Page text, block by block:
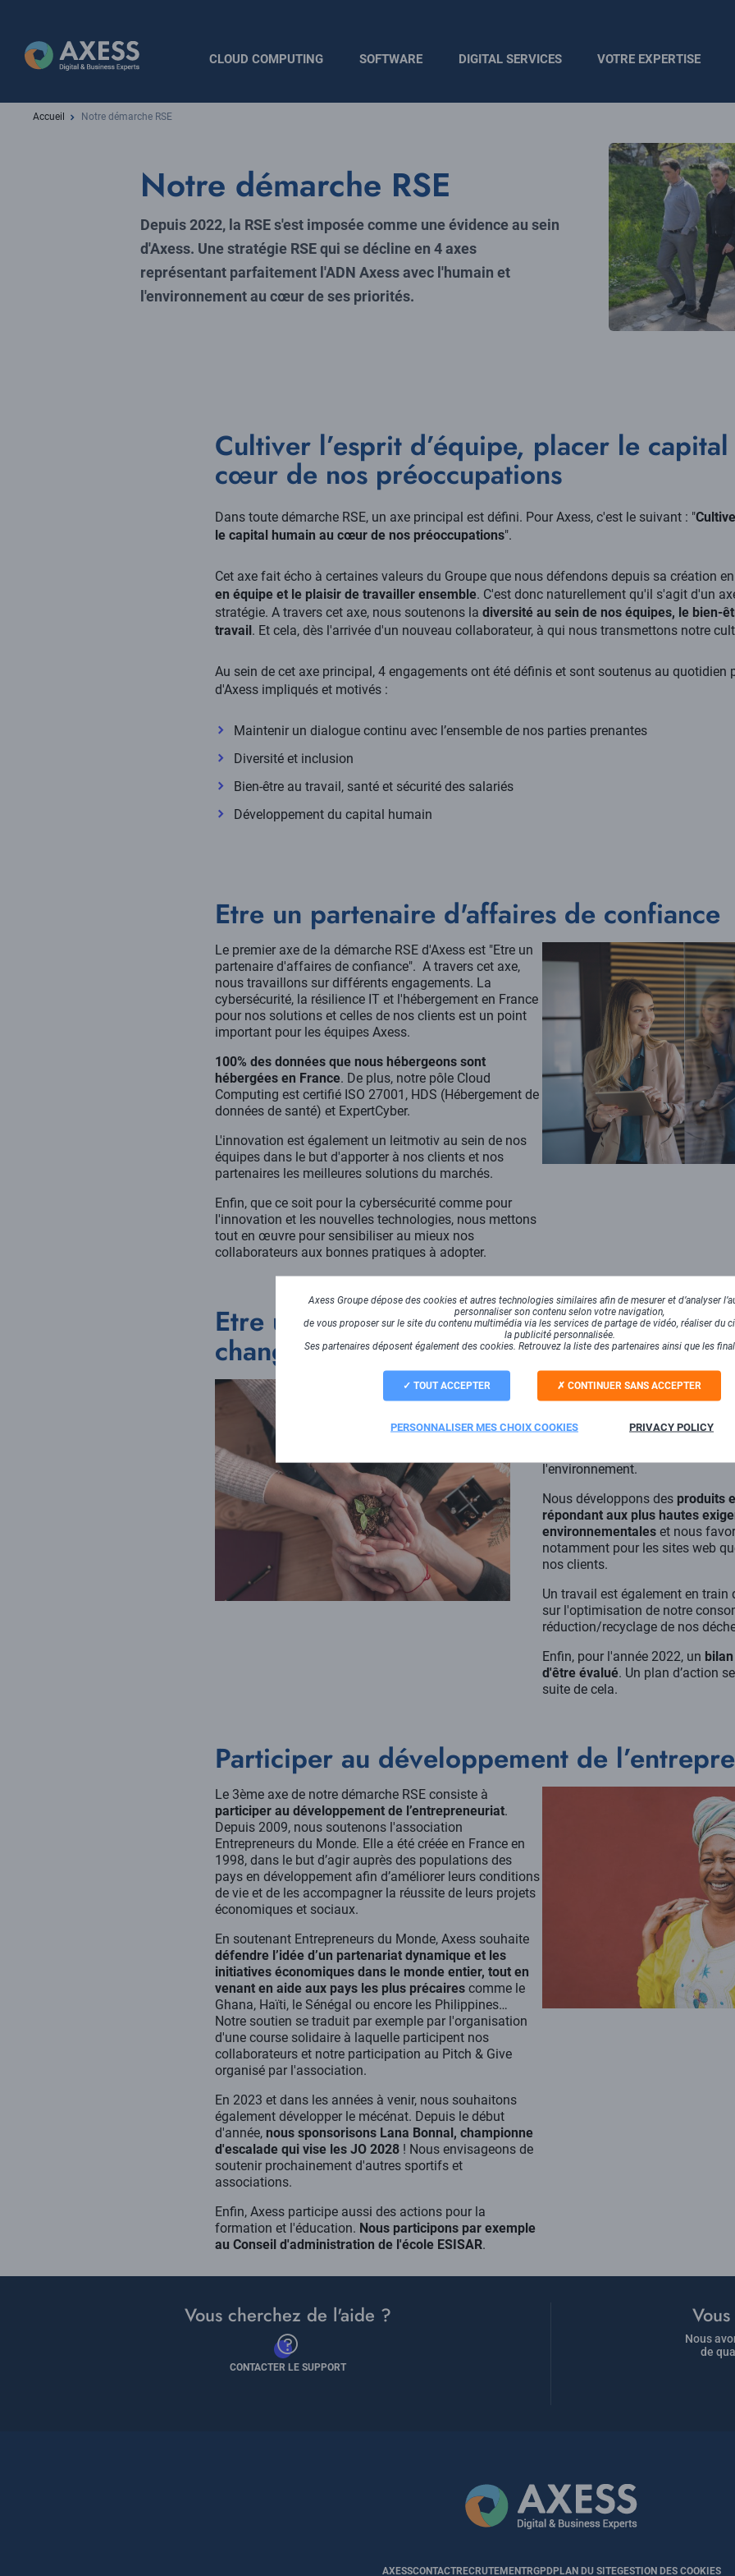
contenu
principal
principale
CLOUD COMPUTING SOFTWARE DIGITAL SERVICES VOTRE EXPERTISE
Accueil Notre démarche RSE
Notre démarche RSE
Depuis 2022, la RSE s'est imposée comme une évidence au sein
d'Axess. Une stratégie RSE qui se décline en 4 axes
représentant parfaitement l'ADN Axess avec l'humain et
l'environnement au cœur de ses priorités.
Cultiver l’esprit d’équipe, placer le
cœur de nos préoccupations
Dans toute démarche RSE, un axe principal est défini. Pour Axess, c'est le suivant : "
le capital humain au cœur de nos préoccupations".
Cet axe fait écho à certaines valeurs du Groupe que nous défendons depuis sa création
en équipe et le plaisir de travailler ensemble. C'est donc naturellement qu'il s'agit d'un
stratégie. A travers cet axe, nous soutenons la diversité au sein de nos équipes, le bien-
travail . Et cela, dès l'arrivée d'un nouveau collaborateur, à qui nous transmettons notre
Au sein de cet axe principal, 4 engagements ont été définis et sont soutenus au quotidien
d'Axess impliqués et motivés :
Maintenir un dialogue continu avec l’ensemble de nos parties prenantes
Diversité et inclusion
Bien-être au travail, santé et sécurité des salariés
Développement du capital humain
Etre un partenaire d'affaires de confiance
Le premier axe de la démarche RSE d'Axess est "Etre un
partenaire d'affaires de confiance". A travers cet axe,
nous travaillons sur différents engagements. La
cybersécurité, la résilience IT et l'hébergement en France
pour nos solutions et celles de nos clients est un point
important pour les équipes Axess.
100% des données que nous hébergeons sont
hébergées en France. De plus, notre pôle Cloud
Computing est certifié ISO 27001, HDS (Hébergement de
données de santé) et ExpertCyber.
L'innovation est également un leitmotiv au sein de nos
équipes dans le but d'apporter à nos clients et nos
partenaires les meilleures solutions du marchés.
Enfin, que ce soit pour la cybersécurité comme pour
l'innovation et les nouvelles technologies, nous mettons
tout en œuvre pour sensibiliser au mieux nos
collaborateurs aux bonnes pratiques à adopter.
Etre un acteur ambitieux de la lutte
changement climatique
Second axe que nous
des moindre : la lutte contre le
A travers cet axe, nous
démarche dite
Green IT.Pour
l'environnement.
Nous développons des produits
répondant aux plus hautes
environnementales et nous
notamment pour les sites web
nos clients.
Un travail est également en train
sur l'optimisation de notre
réduction/recyclage de nos
Enfin, pour l'année 2022, un
d'être évalué. Un plan d’action
suite de cela.
Participer au développement de
Le 3ème axe de notre démarche RSE consiste à
participer au développement de l’entrepreneuriat.
Depuis 2009, nous soutenons l'association
Entrepreneurs du Monde. Elle a été créée en France en
1998, dans le but d’agir auprès des populations des
pays en développement afin d’améliorer leurs conditions
de vie et de les accompagner la réussite de leurs projets
économiques et sociaux.
En soutenant Entrepreneurs du Monde, Axess souhaite
défendre l’idée d’un partenariat dynamique et les
initiatives économiques dans le monde entier, tout en
venant en aide aux pays les plus précaires comme le
Ghana, Haïti, le Sénégal ou encore les Philippines…
Notre soutien se traduit par exemple par l'organisation
d'une course solidaire à laquelle participent nos
collaborateurs et notre participation au Pitch & Give
organisé par l'association.
En 2023 et dans les années à venir, nous souhaitons
également développer le mécénat. Depuis le début
d'année, nous sponsorisons Lana Bonnal, championne
d'escalade qui vise les JO 2028 ! Nous envisageons de
soutenir prochainement d'autres sportifs et
associations.
Enfin, Axess participe aussi des actions pour la
formation et l'éducation. Nous participons par exemple
au Conseil d'administration de l'école ESISAR.
Vous cherchez de l'aide ?
CONTACTER LE SUPPORT
Nous
de
AXESSCONTACTRECRUTEMENTRGPDPLAN DU SITEGESTION DES COOKIES
Axess Groupe dépose des cookies et autres technologies similaires afin de mesurer et d’analyser
personnaliser son contenu selon votre navigation,
de vous proposer sur le site du contenu multimédia via les services de partage de vidéo, réaliser du
la publicité personnalisée.
Ses partenaires déposent également des cookies. Retrouvez la liste des partenaires ainsi que les
TOUT ACCEPTER CONTINUER SANS ACCEPTER
PERSONNALISER MES CHOIX COOKIES PRIVACY POLICY